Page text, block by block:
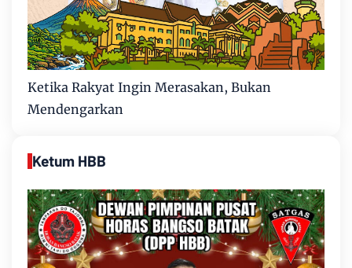
Ketika Rakyat Ingin Merasakan, Bukan
Mendengarkan
Ketum HBB